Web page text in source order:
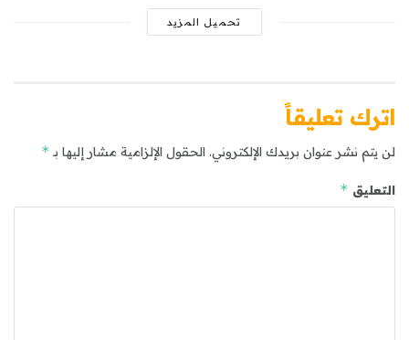
تحميل المزيد
اترك تعليقاً
لن يتم نشر عنوان بريدك الإلكتروني. الحقول الإلزامية مشار إليها بـ *
التعليق *